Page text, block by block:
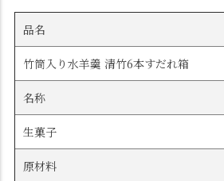
品名
竹筒入り水羊羹 清竹6本すだれ箱
名称
生菓子
原材料